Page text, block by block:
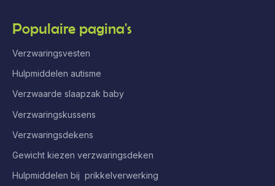
Populaire pagina's
Verzwaringsvesten
Hulpmiddelen autisme
Verzwaarde slaapzak baby
Verzwaringskussens
Verzwaringsdekens
Gewicht kiezen verzwaringsdeken
Hulpmiddelen bij prikkelverwerking